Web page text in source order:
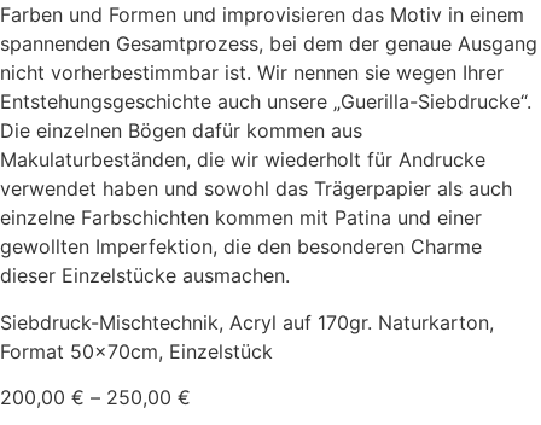
Farben und Formen und improvisieren das Motiv in einem
spannenden Gesamtprozess, bei dem der genaue Ausgang
nicht vorherbestimmbar ist. Wir nennen sie wegen Ihrer
Entstehungsgeschichte auch unsere „Guerilla-Siebdrucke“.
Die einzelnen Bögen dafür kommen aus
Makulaturbeständen, die wir wiederholt für Andrucke
verwendet haben und sowohl das Trägerpapier als auch
einzelne Farbschichten kommen mit Patina und einer
gewollten Imperfektion, die den besonderen Charme
dieser Einzelstücke ausmachen.
Siebdruck-Mischtechnik, Acryl auf 170gr. Naturkarton,
Format 50x70cm, Einzelstück
200,00 € – 250,00 €